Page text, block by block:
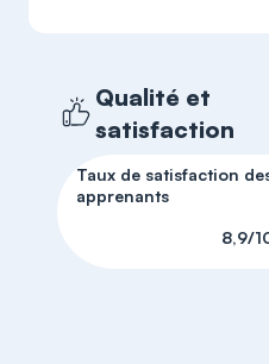
Qualité et
satisfaction
Taux de satisfaction
apprenants
8,9/